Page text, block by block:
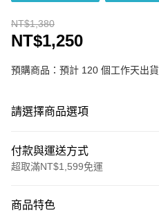
NT$1,380
NT$1,250
預購商品：預計 120 個工作天出貨
請選擇商品選項
付款與運送方式
超取滿NT$1,599免運
信用卡一次付款
商品特色